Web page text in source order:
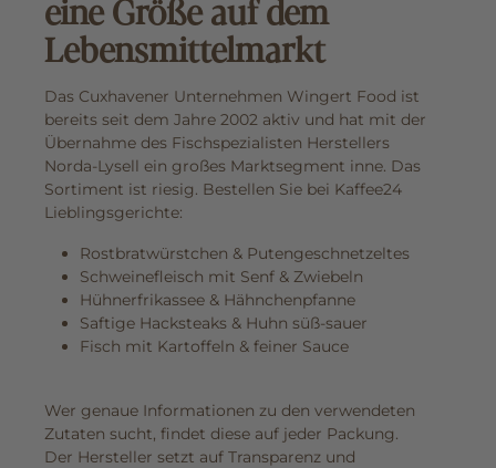
eine Größe auf dem
Lebensmittelmarkt
Das Cuxhavener Unternehmen Wingert Food ist
bereits seit dem Jahre 2002 aktiv und hat mit der
Übernahme des Fischspezialisten Herstellers
Norda-Lysell ein großes Marktsegment inne. Das
Sortiment ist riesig. Bestellen Sie bei Kaffee24
Lieblingsgerichte:
Rostbratwürstchen & Putengeschnetzeltes
Schweinefleisch mit Senf & Zwiebeln
Hühnerfrikassee & Hähnchenpfanne
Saftige Hacksteaks & Huhn süß-sauer
Fisch mit Kartoffeln & feiner Sauce
Wer genaue Informationen zu den verwendeten
Zutaten sucht, findet diese auf jeder Packung.
Der Hersteller setzt auf Transparenz und